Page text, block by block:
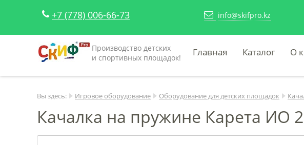
+7 (778) 006-66-73 info@skifpro.kz
Производство детских
и спортивных площадок!
Главная Каталог О
Вы здесь: Игровое оборудование Оборудование для детских площадок
Качалка на пружине Карета ИО